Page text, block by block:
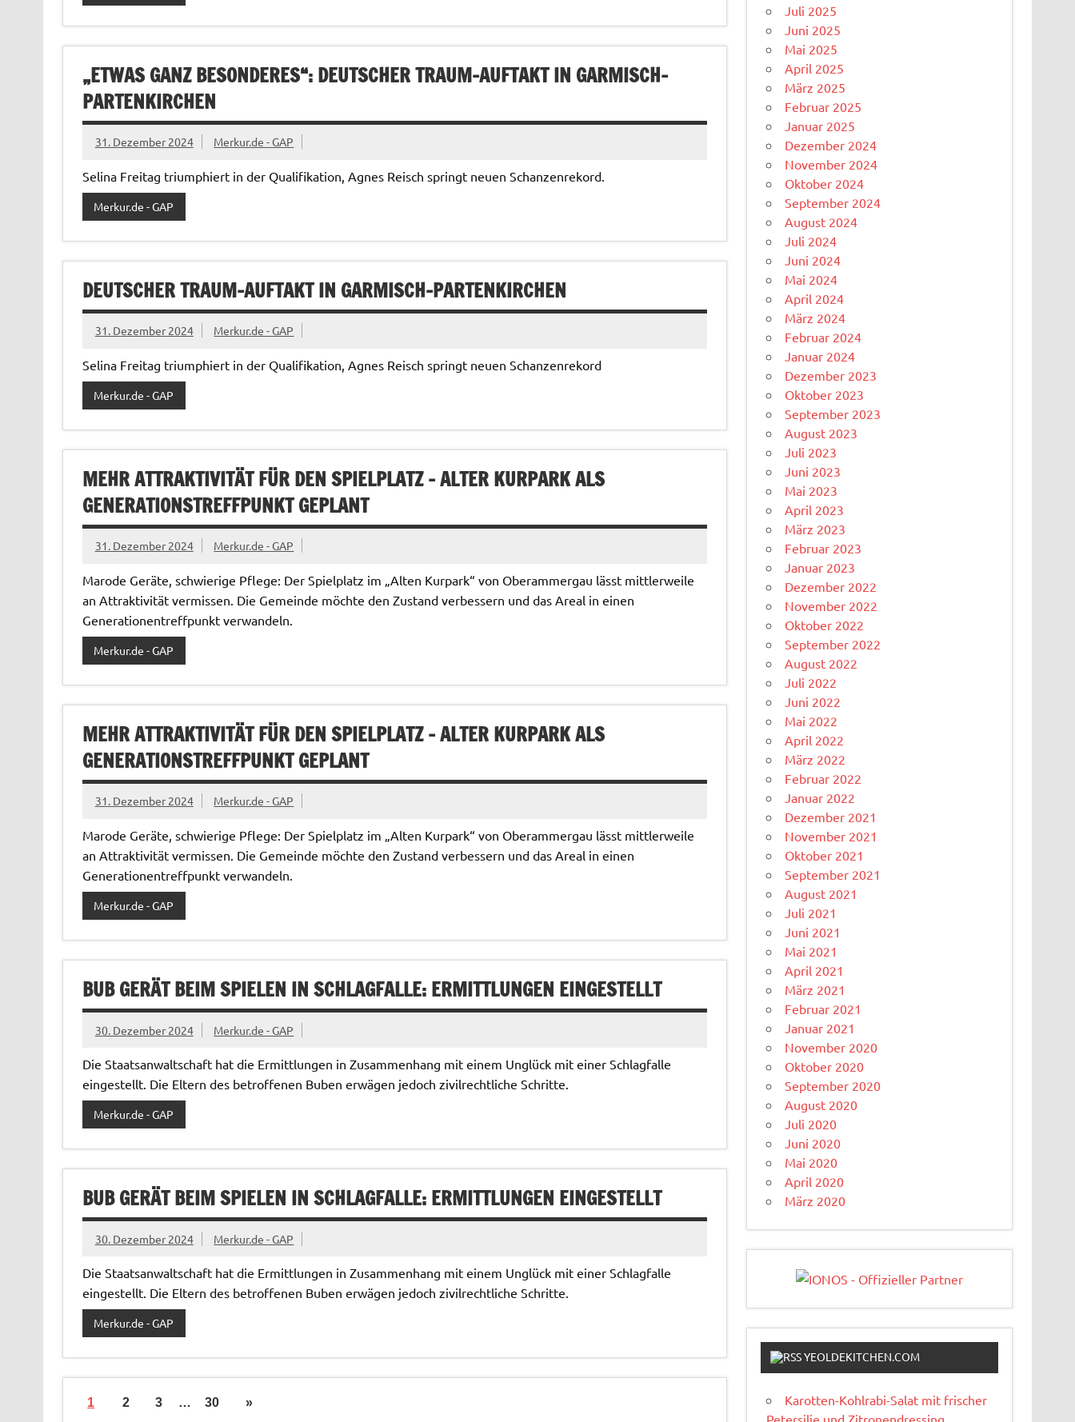
„ETWAS GANZ BESONDERES“: DEUTSCHER TRAUM-AUFTAKT IN GARMISCH-
PARTENKIRCHEN
31. Dezember 2024 Merkur.de - GAP
Selina Freitag triumphiert in der Qualifikation, Agnes Reisch springt neuen Schanzenrekord.
Merkur.de - GAP
DEUTSCHER TRAUM-AUFTAKT IN GARMISCH-PARTENKIRCHEN
31. Dezember 2024 Merkur.de - GAP
Selina Freitag triumphiert in der Qualifikation, Agnes Reisch springt neuen Schanzenrekord
Merkur.de - GAP
MEHR ATTRAKTIVITÄT FÜR DEN SPIELPLATZ – ALTER KURPARK ALS
GENERATIONSTREFFPUNKT GEPLANT
31. Dezember 2024 Merkur.de - GAP
Marode Geräte, schwierige Pflege: Der Spielplatz im „Alten Kurpark“ von Oberammergau lässt mittlerweile
an Attraktivität vermissen. Die Gemeinde möchte den Zustand verbessern und das Areal in einen
Generationentreffpunkt verwandeln.
Merkur.de - GAP
MEHR ATTRAKTIVITÄT FÜR DEN SPIELPLATZ – ALTER KURPARK ALS
GENERATIONSTREFFPUNKT GEPLANT
31. Dezember 2024 Merkur.de - GAP
Marode Geräte, schwierige Pflege: Der Spielplatz im „Alten Kurpark“ von Oberammergau lässt mittlerweile
an Attraktivität vermissen. Die Gemeinde möchte den Zustand verbessern und das Areal in einen
Generationentreffpunkt verwandeln.
Merkur.de - GAP
BUB GERÄT BEIM SPIELEN IN SCHLAGFALLE: ERMITTLUNGEN EINGESTELLT
30. Dezember 2024 Merkur.de - GAP
Die Staatsanwaltschaft hat die Ermittlungen in Zusammenhang mit einem Unglück mit einer Schlagfalle
eingestellt. Die Eltern des betroffenen Buben erwägen jedoch zivilrechtliche Schritte.
Merkur.de - GAP
BUB GERÄT BEIM SPIELEN IN SCHLAGFALLE: ERMITTLUNGEN EINGESTELLT
30. Dezember 2024 Merkur.de - GAP
Die Staatsanwaltschaft hat die Ermittlungen in Zusammenhang mit einem Unglück mit einer Schlagfalle
eingestellt. Die Eltern des betroffenen Buben erwägen jedoch zivilrechtliche Schritte.
Merkur.de - GAP
1 2 3 … 30 »
Juli 2025
Juni 2025
Mai 2025
April 2025
März 2025
Februar 2025
Januar 2025
Dezember 2024
November 2024
Oktober 2024
September 2024
August 2024
Juli 2024
Juni 2024
Mai 2024
April 2024
März 2024
Februar 2024
Januar 2024
Dezember 2023
Oktober 2023
September 2023
August 2023
Juli 2023
Juni 2023
Mai 2023
April 2023
März 2023
Februar 2023
Januar 2023
Dezember 2022
November 2022
Oktober 2022
September 2022
August 2022
Juli 2022
Juni 2022
Mai 2022
April 2022
März 2022
Februar 2022
Januar 2022
Dezember 2021
November 2021
Oktober 2021
September 2021
August 2021
Juli 2021
Juni 2021
Mai 2021
April 2021
März 2021
Februar 2021
Januar 2021
November 2020
Oktober 2020
September 2020
August 2020
Juli 2020
Juni 2020
Mai 2020
April 2020
März 2020
YEOLDEKITCHEN.COM
Karotten-Kohlrabi-Salat mit frischer